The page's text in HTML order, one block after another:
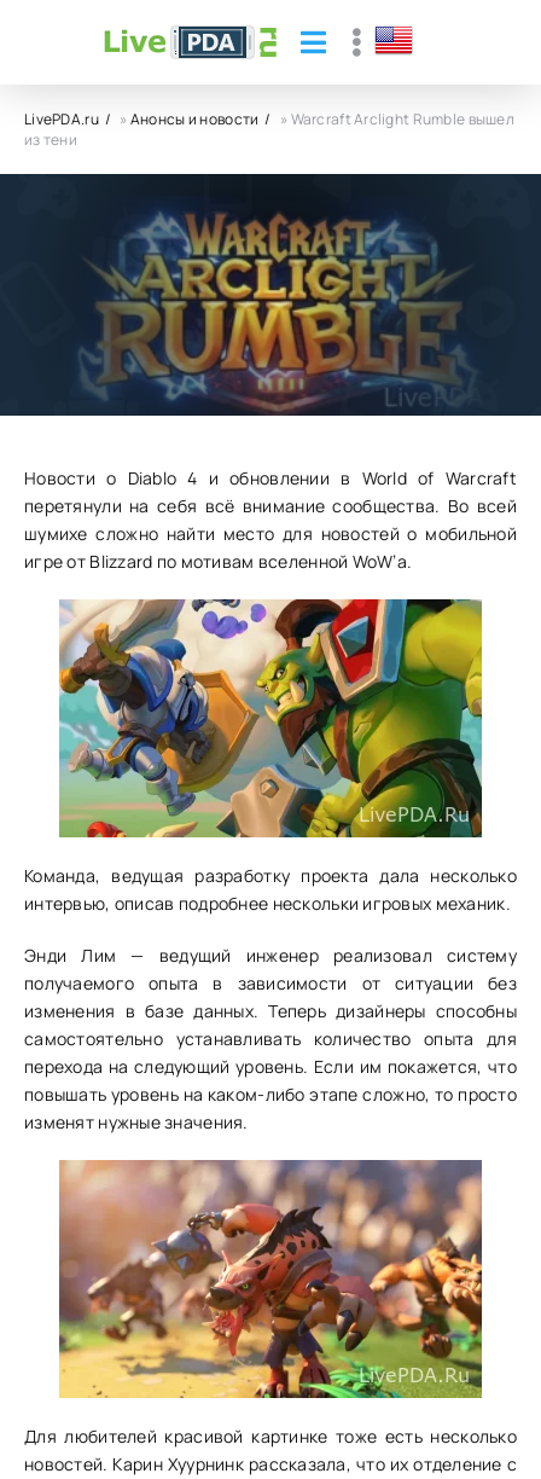
LivePDA.ru »Анонсы и новости
» Warcraft Arclight Rumble вышел
из тени
Warcraft Arclight Rumble вышел из тени
0
Новости о Diablo 4 и обновлении в World of Warcraft
перетянули на себя всё внимание сообщества. Во всей
шумихе сложно найти место для новостей о мобильной
игре от Blizzard по мотивам вселенной WoW’а.
Команда, ведущая разработку проекта дала несколько
интервью, описав подробнее нескольки игровых механик.
Энди Лим — ведущий инженер реализовал систему
получаемого опыта в зависимости от ситуации без
изменения в базе данных. Теперь дизайнеры способны
самостоятельно устанавливать количество опыта для
перехода на следующий уровень. Если им покажется, что
повышать уровень на каком-либо этапе сложно, то просто
изменят нужные значения.
Для любителей красивой картинке тоже есть несколько
новостей. Карин Хуурнинк рассказала, что их отделение с